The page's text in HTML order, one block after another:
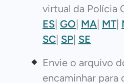
virtual da Polícia
ES| GO| MA| MT|
SC| SP| SE
Envie o arquivo
encaminhar para